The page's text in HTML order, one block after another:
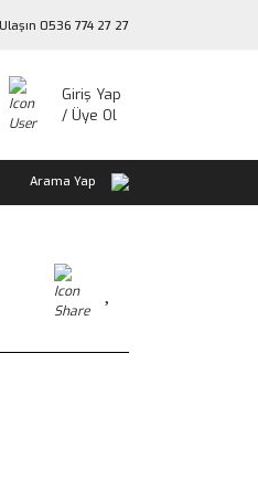
0536 774 27 27
Giriş Yap
/ Üye Ol
Arama Yap